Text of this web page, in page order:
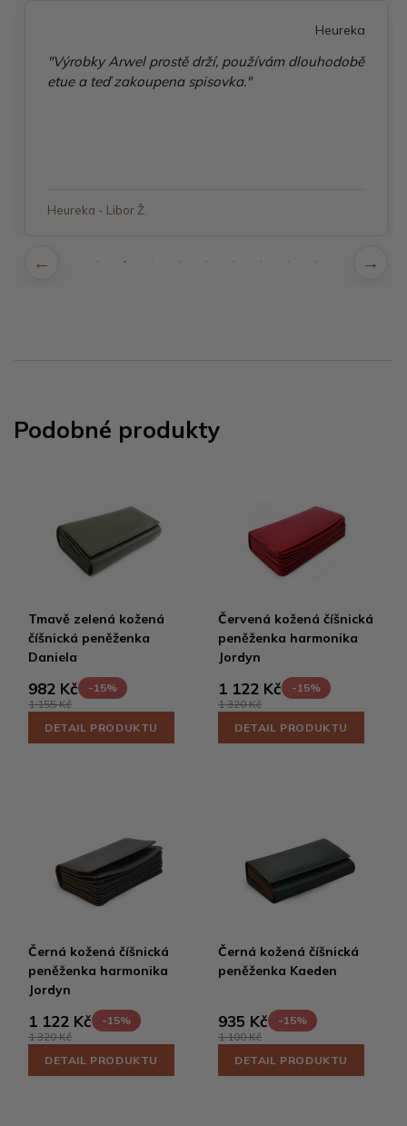
Heureka
"Výrobky Arwel prostě drží, používám dlouhodobě
etue a teď zakoupena spisovka."
Heureka - Libor Ž.
Podobné produkty
Tmavě zelená kožená
číšnická peněženka
Daniela
982 Kč
-15%
1 155 Kč
DETAIL PRODUKTU
Červená kožená číšnická
peněženka harmonika
Jordyn
1 122 Kč
-15%
1 320 Kč
DETAIL PRODUKTU
Černá kožená číšnická
peněženka harmonika
Jordyn
1 122 Kč
-15%
1 320 Kč
DETAIL PRODUKTU
Černá kožená číšnická
peněženka Kaeden
935 Kč
-15%
1 100 Kč
DETAIL PRODUKTU